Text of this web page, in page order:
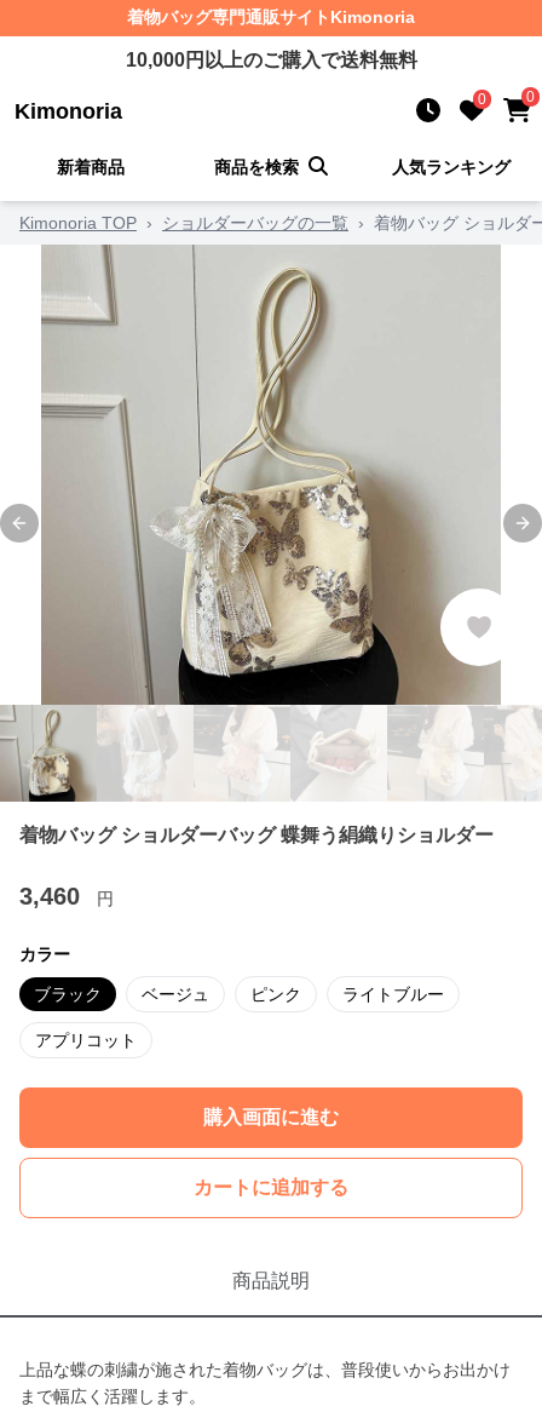
着物バッグ専門通販サイト Kimonoria
10,000円以上のご購入で送料無料
Kimonoria 0 0
新着商品 商品を検索 人気ランキング
Kimonoria TOP › ショルダーバッグの一覧 › 着物バッグ ショルダ
Previous slide
着物バッグ ショルダーバッグ 蝶舞う絹織りショルダー
3,460 円
カラー
ブラック ベージュ ピンク ライトブルー
アプリコット
購入画面に進む
カートに追加する
商品説明
上品な蝶の刺繍が施された着物バッグは、普段使いからお出かけ
まで幅広く活躍します。